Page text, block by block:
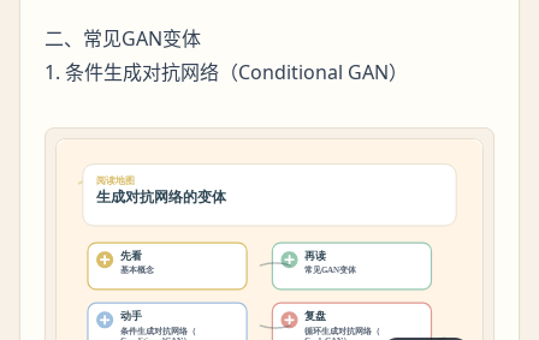
二、常见GAN变体
1. 条件生成对抗网络（Conditional GAN）